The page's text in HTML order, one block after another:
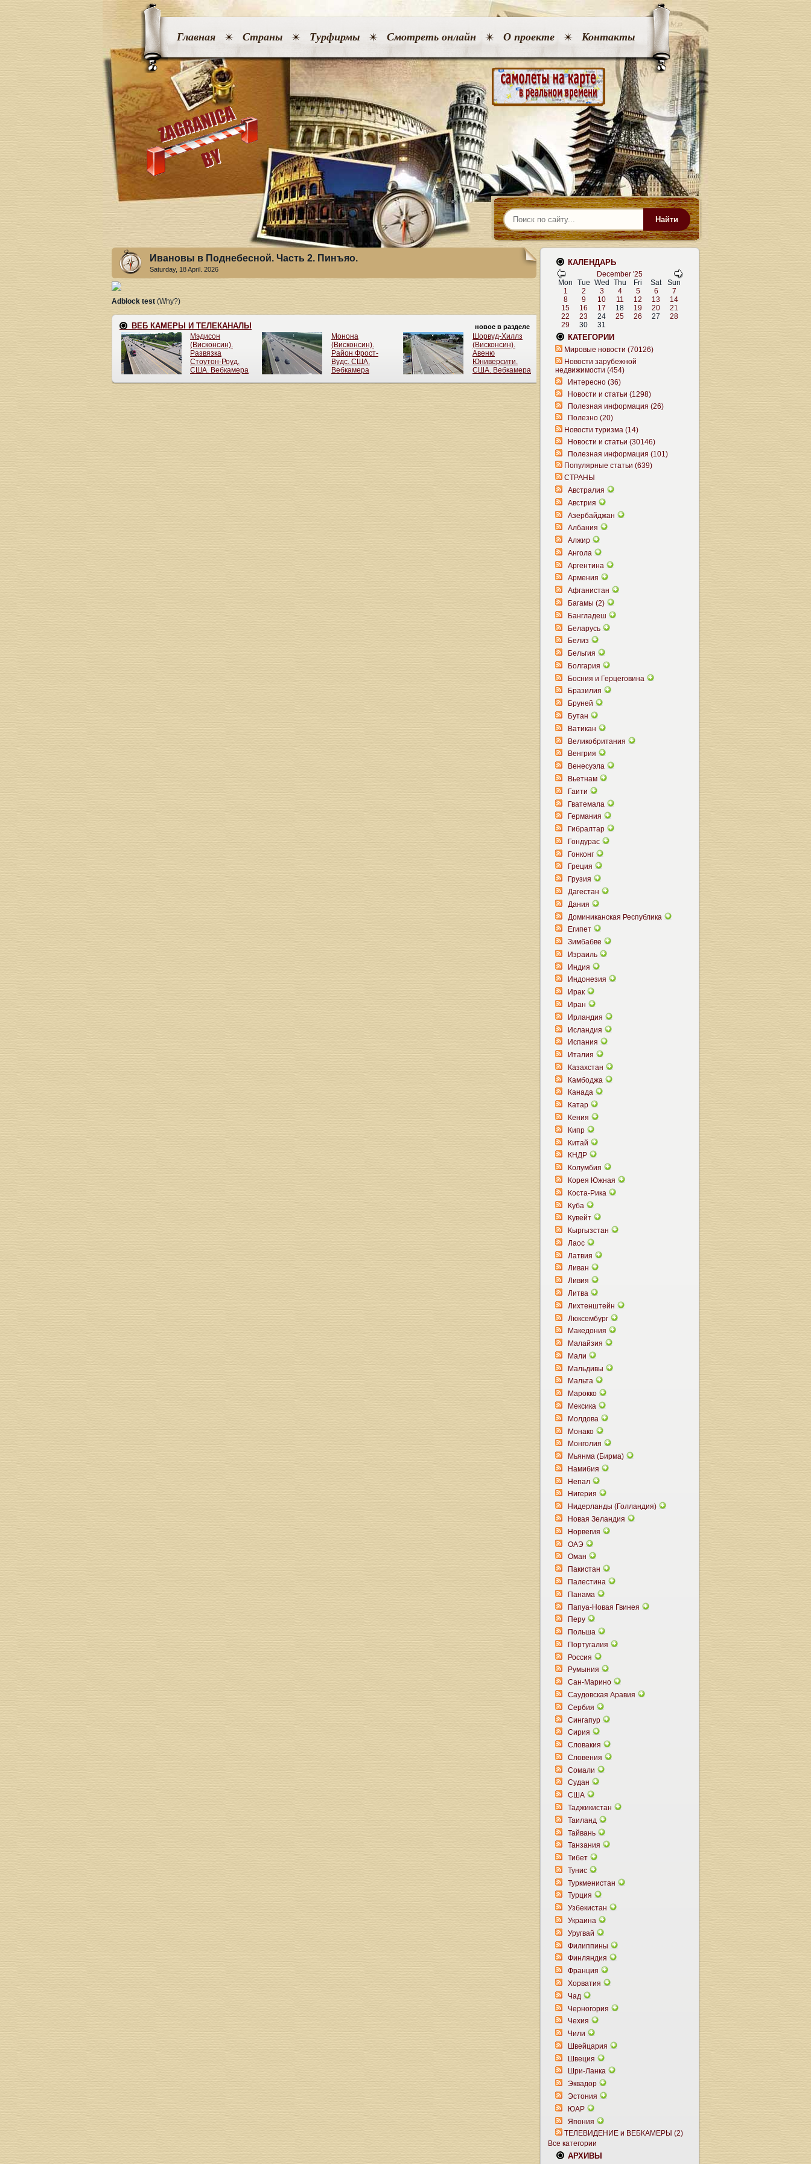
Главная Страны Турфирмы Смотреть онлайн О проекте Контакты
Найти
Ивановы в Поднебесной. Часть 2. Пинъяо.
Saturday, 18 April. 2026
Adblock test (Why?)
КАЛЕНДАРЬ
December '25
Mon
Tue Wed Thu Fri Sat
Sun
1
2 3 4 5 6
7
8
9 10 11 12 13
14
15
16 17 18 19 20
21
22
23 24 25 26 27
28
29
30 31
КАТЕГОРИИ
Мировые новости (70126)
Новости зарубежной
недвижимости (454)
Интересно (36)
Новости и статьи (1298)
Полезная информация (26)
Полезно (20)
Новости туризма (14)
Новости и статьи (30146)
Полезная информация (101)
Популярные статьи (639)
СТРАНЫ
Австралия
Австрия
Азербайджан
Албания
Алжир
Ангола
Аргентина
Армения
Афганистан
Багамы (2)
Бангладеш
Беларусь
Белиз
Бельгия
Болгария
Босния и Герцеговина
Бразилия
Бруней
Бутан
Ватикан
Великобритания
Венгрия
Венесуэла
Вьетнам
Гаити
Гватемала
Германия
Гибралтар
Гондурас
Гонконг
Греция
Грузия
Дагестан
Дания
Доминиканская Республика
Египет
Зимбабве
Израиль
Индия
Индонезия
Ирак
Иран
Ирландия
Исландия
Испания
Италия
Казахстан
Камбоджа
Канада
Катар
Кения
Кипр
Китай
КНДР
Колумбия
Корея Южная
Коста-Рика
Куба
Кувейт
Кыргызстан
Лаос
Латвия
Ливан
Ливия
Литва
Лихтенштейн
Люксембург
Македония
Малайзия
Мали
Мальдивы
Мальта
Марокко
Мексика
Молдова
Монако
Монголия
Мьянма (Бирма)
Намибия
Непал
Нигерия
Нидерланды (Голландия)
Новая Зеландия
Норвегия
ОАЭ
Оман
Пакистан
Палестина
Панама
Папуа-Новая Гвинея
Перу
Польша
Португалия
Россия
Румыния
Сан-Марино
Саудовская Аравия
Сербия
Сингапур
Сирия
Словакия
Словения
Сомали
Судан
США
Таджикистан
Таиланд
Тайвань
Танзания
Тибет
Тунис
Туркменистан
Турция
Узбекистан
Украина
Уругвай
Филиппины
Финляндия
Франция
Хорватия
Чад
Черногория
Чехия
Чили
Швейцария
Швеция
Шри-Ланка
Эквадор
Эстония
ЮАР
Япония
ТЕЛЕВИДЕНИЕ и ВЕБКАМЕРЫ (2)
Все категории
АРХИВЫ